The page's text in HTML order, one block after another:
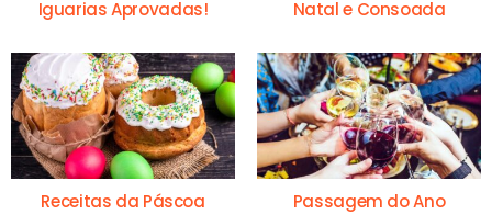
Iguarias Aprovadas! Natal e Consoada
Receitas da Páscoa Passagem do Ano